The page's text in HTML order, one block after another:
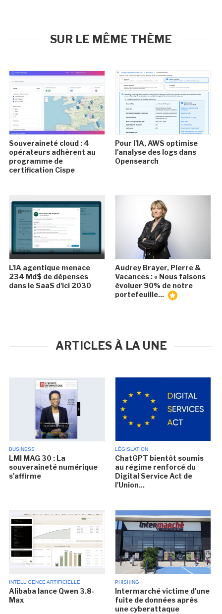
SUR LE MÊME THÈME
Souveraineté cloud : 4
opérateurs adhèrent au
programme de
certification Cispe
Pour l'IA, AWS optimise
l'analyse des logs dans
Opensearch
L'IA agentique menace
234 Md$ de dépenses
dans le SaaS d'ici 2030
Audrey Brayer, Pierre &
Vacances : « Nous faisons
évoluer 90% de notre
portefeuille...
ARTICLES À LA UNE
BUSINESS
LMI MAG 30 : La
souveraineté numérique
s'affirme
LÉGISLATION
ChatGPT bientôt soumis
au régime renforcé du
Digital Service Act de
l'Union...
INTELLIGENCE ARTIFICIELLE
Alibaba lance Qwen 3.8-
Max
PHISHING
Intermarché victime d'une
fuite de données après
une cyberattaque